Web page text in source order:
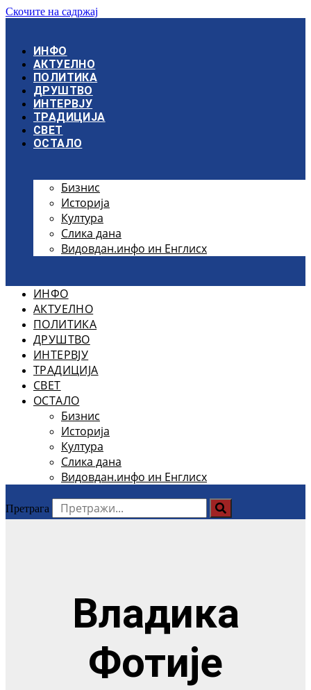
Скочите на садржај
ИНФО
АКТУЕЛНО
ПОЛИТИКА
ДРУШТВО
ИНТЕРВЈУ
ТРАДИЦИЈА
СВЕТ
ОСТАЛО
Бизнис
Историја
Култура
Слика дана
Видовдан.инфо ин Енглисх
ИНФО
АКТУЕЛНО
ПОЛИТИКА
ДРУШТВО
ИНТЕРВЈУ
ТРАДИЦИЈА
СВЕТ
ОСТАЛО
Бизнис
Историја
Култура
Слика дана
Видовдан.инфо ин Енглисх
Претрага
Владика
Фотије